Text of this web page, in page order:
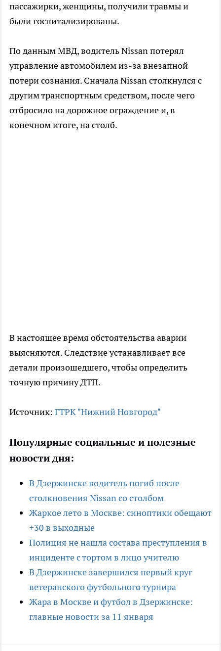
пассажирки, женщины, получили травмы и
были госпитализированы.
По данным МВД, водитель Nissan потерял
управление автомобилем из-за внезапной
потери сознания. Сначала Nissan столкнулся с
другим транспортным средством, после чего
отбросило на дорожное ограждение и, в
конечном итоге, на столб.
В настоящее время обстоятельства аварии
выясняются. Следствие устанавливает все
детали произошедшего, чтобы определить
точную причину ДТП.
Источник: ГТРК "Нижний Новгород"
Популярные социальные и полезные
новости дня:
В Дзержинске водитель погиб после
столкновения Nissan со столбом
Жаркое лето в Москве: синоптики обещают
+30 в выходные
Полиция не нашла состава преступления в
инциденте с тортом в лицо учителю
В Дзержинске завершился первый круг
ветеранского футбольного турнира
Жара в Москве и футбол в Дзержинске:
главные новости за 11 января